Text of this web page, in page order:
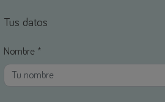
Tus datos
Nombre *